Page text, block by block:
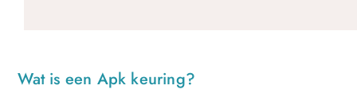
Wat is een Apk keuring?